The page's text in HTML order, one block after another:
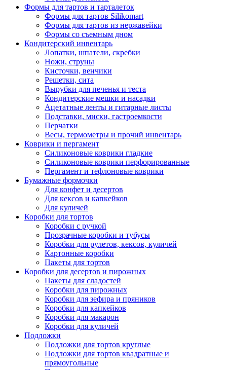
Формы для тартов и тарталеток
Формы для тартов Silikomart
Формы для тартов из нержавейки
Формы со съемным дном
Кондитерский инвентарь
Лопатки, шпатели, скребки
Ножи, струны
Кисточки, венчики
Решетки, сита
Вырубки для печенья и теста
Кондитерские мешки и насадки
Ацетатные ленты и гитарные листы
Подставки, миски, гастроемкости
Перчатки
Весы, термометры и прочий инвентарь
Коврики и пергамент
Силиконовые коврики гладкие
Силиконовые коврики перфорированные
Пергамент и тефлоновые коврики
Бумажные формочки
Для конфет и десертов
Для кексов и капкейков
Для куличей
Коробки для тортов
Коробки с ручкой
Прозрачные коробки и тубусы
Коробки для рулетов, кексов, куличей
Картонные коробки
Пакеты для тортов
Коробки для десертов и пирожных
Пакеты для сладостей
Коробки для пирожных
Коробки для зефира и пряников
Коробки для капкейков
Коробки для макарон
Коробки для куличей
Подложки
Подложки для тортов круглые
Подложки для тортов квадратные и
прямоугольные